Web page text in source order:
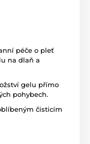
péče o pleť
na dlaň a
gelu přímo
pohybech.
čisticím